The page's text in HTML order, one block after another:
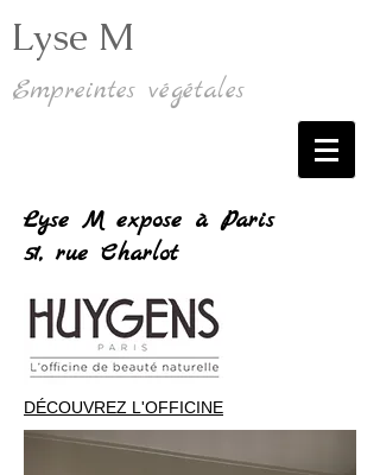
Lyse M
Empreintes végétales
Lyse M expose à Paris
51, rue Charlot
DÉCOUVREZ L'OFFICINE